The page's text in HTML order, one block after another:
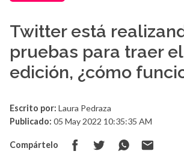
Twitter está
pruebas para traer
edición, ¿cómo
Escrito por: Laura Pedraza
Publicado: 05 May 2022 10:35:35 AM
Compártelo